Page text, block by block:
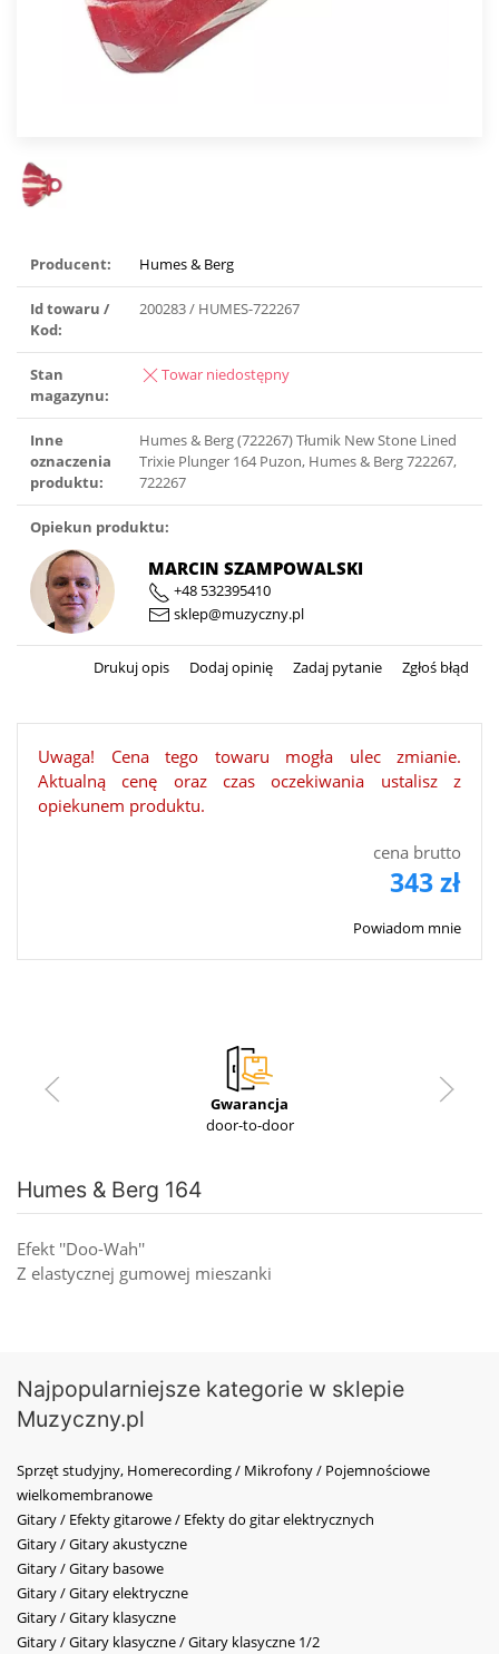
Producent: Humes & Berg
Id towaru /
Kod:
200283 / HUMES-722267
Stan
magazynu:
Towar niedostępny
Inne
oznaczenia
produktu:
Humes & Berg (722267) Tłumik New Stone Lined
Trixie Plunger 164 Puzon, Humes & Berg 722267,
722267
Opiekun produktu:
MARCIN SZAMPOWALSKI
+48 532395410
sklep@muzyczny.pl
Drukuj opis Dodaj opinię Zadaj pytanie Zgłoś błąd
Uwaga! Cena tego towaru mogła ulec zmianie.
Aktualną cenę oraz czas oczekiwania ustalisz z
opiekunem produktu.
cena brutto
343 zł
Powiadom mnie
Gwarancja
door-to-door
Humes & Berg 164
Efekt ''Doo-Wah''
Z elastycznej gumowej mieszanki
Najpopularniejsze kategorie w sklepie
Muzyczny.pl
Sprzęt studyjny, Homerecording / Mikrofony / Pojemnościowe
wielkomembranowe
Gitary / Efekty gitarowe / Efekty do gitar elektrycznych
Gitary / Gitary akustyczne
Gitary / Gitary basowe
Gitary / Gitary elektryczne
Gitary / Gitary klasyczne
Gitary / Gitary klasyczne / Gitary klasyczne 1/2